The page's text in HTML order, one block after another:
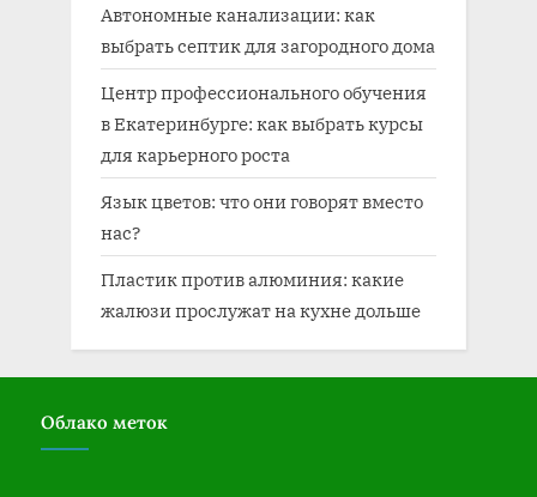
Автономные канализации: как
выбрать септик для загородного дома
Центр профессионального обучения
в Екатеринбурге: как выбрать курсы
для карьерного роста
Язык цветов: что они говорят вместо
нас?
Пластик против алюминия: какие
жалюзи прослужат на кухне дольше
Облако меток